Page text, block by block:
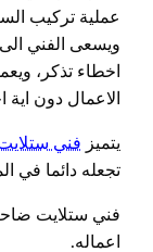
عملية تركيب
ويسعى الفني الى
اخطاء تذكر،
الاعمال دون
يتميز فني
تجعله دائما في
فني ستلايت
اعماله.